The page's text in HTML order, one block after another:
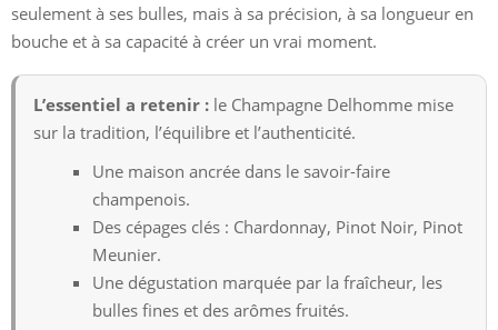
seulement à ses bulles, mais à sa précision, à sa longueur en
bouche et à sa capacité à créer un vrai moment.
L’essentiel a retenir : le Champagne Delhomme mise
sur la tradition, l’équilibre et l’authenticité.
Une maison ancrée dans le savoir-faire
champenois.
Des cépages clés : Chardonnay, Pinot Noir, Pinot
Meunier.
Une dégustation marquée par la fraîcheur, les
bulles fines et des arômes fruités.